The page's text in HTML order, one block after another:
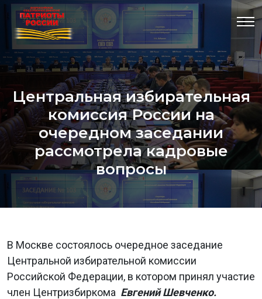
Центральная избирательная
комиссия России на
очередном заседании
рассмотрела кадровые
вопросы
В Москве состоялось очередное заседание
Центральной избирательной комиссии
Российской Федерации, в котором принял участие
член Центризбиркома Евгений Шевченко.